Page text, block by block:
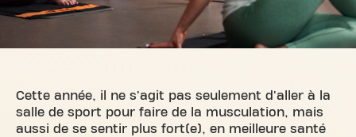
Cette année, il ne s'agit pas seulement d'aller à la
salle de sport pour faire de la musculation, mais
aussi de se sentir plus fort(e), en meilleure santé